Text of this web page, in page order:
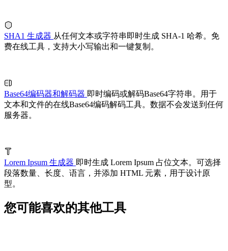
SHA1 生成器 从任何文本或字符串即时生成 SHA-1 哈希。免
费在线工具，支持大小写输出和一键复制。
Base64编码器和解码器 即时编码或解码Base64字符串。用于
文本和文件的在线Base64编码解码工具。数据不会发送到任何
服务器。
Lorem Ipsum 生成器 即时生成 Lorem Ipsum 占位文本。可选择
段落数量、长度、语言，并添加 HTML 元素，用于设计原
型。
您可能喜欢的其他工具